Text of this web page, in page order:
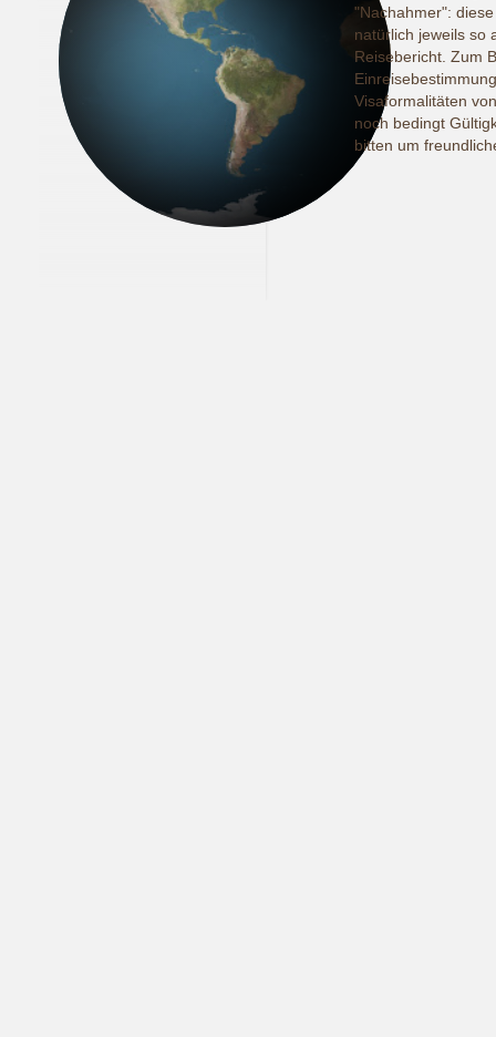
"Nachahmer":
natürlich jeweils so
Reisebericht. Zum
Visaformalitäten
noch bedingt
bitten um